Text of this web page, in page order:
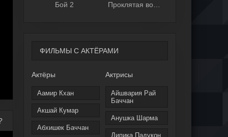
Бой 2 Проклятая волна
ФИЛЬМЫ С АКТЁРАМИ
Актёры
Аамир Кхан
Акшай Кумар
Абхишек Баччан
Актрисы
Айшвария Рай
Баччан
Анушка Шарма
Дипика Падукон